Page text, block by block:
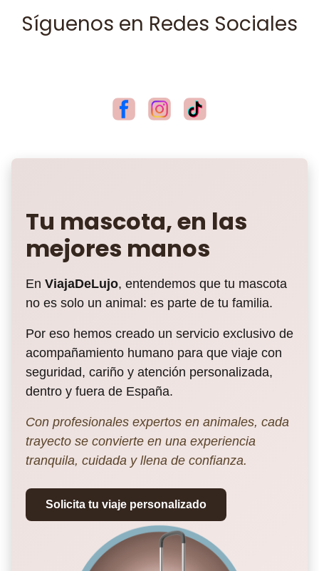
Síguenos en Redes Sociales
Tu mascota, en las
mejores manos
En ViajaDeLujo, entendemos que tu mascota
no es solo un animal: es parte de tu familia.
Por eso hemos creado un servicio exclusivo de
acompañamiento humano para que viaje con
seguridad, cariño y atención personalizada,
dentro y fuera de España.
Con profesionales expertos en animales, cada
trayecto se convierte en una experiencia
tranquila, cuidada y llena de confianza.
Solicita tu viaje personalizado